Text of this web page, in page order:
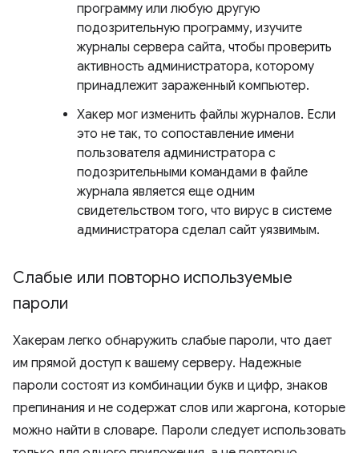
программу или любую другую
подозрительную программу, изучите
журналы сервера сайта, чтобы проверить
активность администратора, которому
принадлежит зараженный компьютер.
Хакер мог изменить файлы журналов. Если
это не так, то сопоставление имени
пользователя администратора с
подозрительными командами в файле
журнала является еще одним
свидетельством того, что вирус в системе
администратора сделал сайт уязвимым.
Слабые или повторно используемые
пароли
Хакерам легко обнаружить слабые пароли, что дает
им прямой доступ к вашему серверу. Надежные
пароли состоят из комбинации букв и цифр, знаков
препинания и не содержат слов или жаргона, которые
можно найти в словаре. Пароли следует использовать